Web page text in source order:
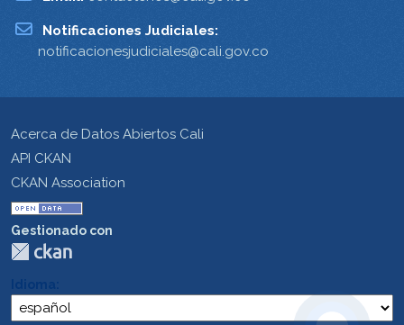
Notificaciones Judiciales:
notificacionesjudiciales@cali.gov.co
Acerca de Datos Abiertos Cali
API CKAN
CKAN Association
Gestionado con